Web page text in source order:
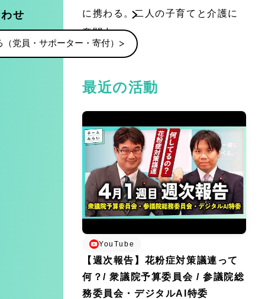
せ
（党員・サポーター・寄付）
に携わる。二人の子育てと介護に
奮闘中。
最近の活動
YouTube
【週次報告】花粉症対策議連って
何？/ 衆議院予算委員会 / 参議院総
務委員会・デジタルAI特委